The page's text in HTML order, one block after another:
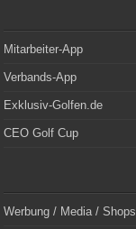
Mitarbeiter-App
Verbands-App
Exklusiv-Golfen.de
CEO Golf Cup
Werbung / Media / Shops